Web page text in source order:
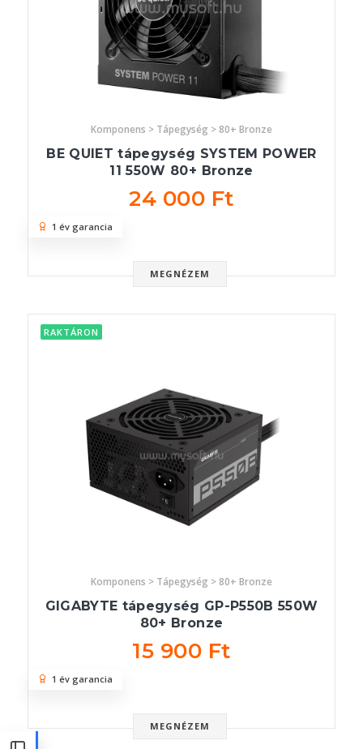
Komponens > Tápegység > 80+ Bronze
BE QUIET tápegység SYSTEM POWER
11 550W 80+ Bronze
24 000 Ft
MEGNÉZEM
1 év garancia
RAKTÁRON
Komponens > Tápegység > 80+ Bronze
GIGABYTE tápegység GP-P550B 550W
80+ Bronze
15 900 Ft
MEGNÉZEM
1 év garancia